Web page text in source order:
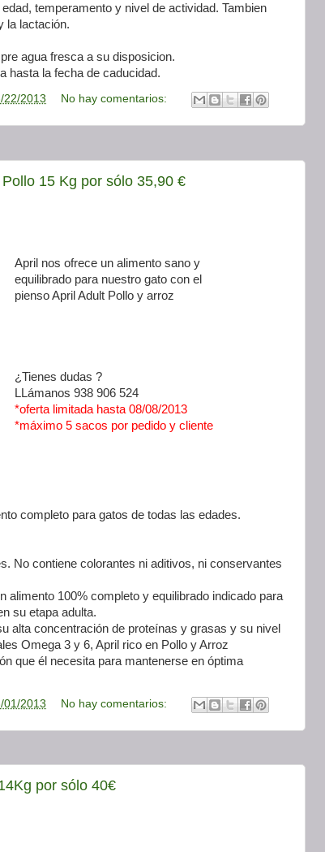
temperamento y nivel de actividad. Tambien
la lactación.
agua fresca a su disposicion.
hasta la fecha de caducidad.
22/2013 No hay comentarios:
15 Kg por sólo 35,90 €
April nos ofrece un alimento sano y
equilibrado para nuestro gato con el
pienso April Adult Pollo y arroz
¿Tienes dudas ?
LLámanos 938 906 524
*oferta limitada hasta 08/08/2013
*máximo 5 sacos por pedido y cliente
completo para gatos de todas las edades.
No contiene colorantes ni aditivos, ni conservantes
alimento 100% completo y equilibrado indicado para
su etapa adulta.
alta concentración de proteínas y grasas y su nivel
Omega 3 y 6, April rico en Pollo y Arroz
que él necesita para mantenerse en óptima
01/2013 No hay comentarios:
por sólo 40€